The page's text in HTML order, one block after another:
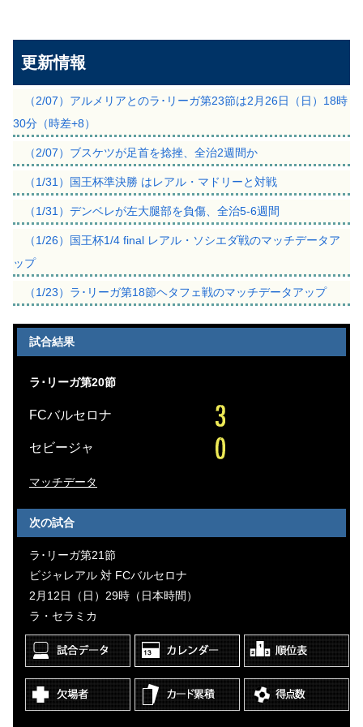
更新情報
（2/07）アルメリアとのラ･リーガ第23節は2月26日（日）18時
30分（時差+8）
（2/07）ブスケツが足首を捻挫、全治2週間か
（1/31）国王杯準決勝 はレアル・マドリーと対戦
（1/31）デンベレが左大腿部を負傷、全治5-6週間
（1/26）国王杯1/4 final レアル・ソシエダ戦のマッチデータア
ップ
（1/23）ラ･リーガ第18節ヘタフェ戦のマッチデータアップ
試合結果
ラ･リーガ第20節
FCバルセロナ
セビージャ
マッチデータ
次の試合
ラ･リーガ第21節
ビジャレアル 対 FCバルセロナ
2月12日（日）29時（日本時間）
ラ・セラミカ